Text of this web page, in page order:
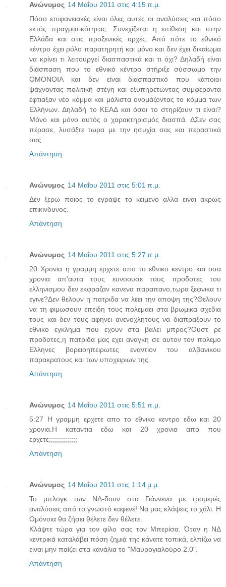
Ανώνυμος 14 Μαΐου 2011 στις 4:15 π.μ.
Πόσο επιφανειακές είναι όλες αυτές οι αναλύσεις και πόσο
εκτός πραγματικότητας. Συνεχίζεται η επίθεση και στην
Ελλάδα και στις προξενικές αρχές. Από πότε το εθνικό
κέντρο έχει ρόλο παρατηρητή και μόνο και δεν έχει δικαίωμα
να κρίνει τι λειτουργεί διασπαστικά και τι όχι? Δηλαδή είναι
διάσπαση που το εθνικό κέντρο στήριξε σύσσωμο την
ΟΜΟΝΟΙΑ και δεν είναι διασπαστικό που κάποιοι
ψάχνοντας πολιτική στέγη και εξυπηρετώντας συμφέροντα
έφτιαξαν νέο κόμμα και μάλιστα ονομάζοντας το κόμμα των
Ελλήνων. Δηλαδή το ΚΕΑΔ και όσοι το στηρίζουν τι είναι?
Μόνο και μόνο αυτός ο χαρακτηρισμός διασπά. ΔΣεν σας
πέρασε, λυσάξτε τωρα με την ησυχία σας και περαστικά
σας.
Απάντηση
Ανώνυμος 14 Μαΐου 2011 στις 5:01 π.μ.
Δεν ξερω ποιος το εγραψε το κειμενο αλλα ειναι ακρως
επικινδυνος.
Απάντηση
Ανώνυμος 14 Μαΐου 2011 στις 5:27 π.μ.
20 Χρονια η γραμμη ερχετε απο το εθνικο κεντρο και οσα
χρονια απ'αυτα τους ευνοουσε τους προδοτες του
ελληνισμου δεν εκφραζαν κανενα παραπανο,τωρα ξεφνικα τι
εγινε?Δεν θελουν η πατριδα να λεει την αποψη της?Θελουν
να τη φιμωσουν επειδη τους πολεμαει στα βρωμικα σχεδια
τους και δεν τους αφηνει ανενοχλητους να διαπραξουν το
εθνικο εγκλημα που εχουν στα βαλει μπρος?Ουστ ρε
προδοτες,η πατριδα μας εχει αναγκη σε αυτον τον πολεμο
Ελληνες βορειοηπειρωτες εναντιον του αλβανικου
παρακρατους και των υποχειριων της.
Απάντηση
Ανώνυμος 14 Μαΐου 2011 στις 5:51 π.μ.
5:27 Η γραμμη ερχετε απο το εθνικο κεντρο εδω και 20
χρονια.Η καταντια εδω και 20 χρονια απο που
ερχετε;;;;;;;;;;;;;;
Απάντηση
Ανώνυμος 14 Μαΐου 2011 στις 1:14 μ.μ.
Το μπλογκ των ΝΔ-δουν στα Γιάννενα με τρομερές
αναλύσεις από το γνωστό καφενέ! Να μας κλάψεις το χάλι. Η
Ομόνοια θα ζήσει θέλετε δεν θέλετε.
Κλάψτε τώρα για τον φίλο σας τον Μπερίσα. Όταν η ΝΔ
κεντρικά καταλάβει πόση ζημιά της κάνατε τοπικά, ελπίζω να
είναι μην παίζει στα κανάλια το "Μαυρογιαλούρο 2.0".
Απάντηση